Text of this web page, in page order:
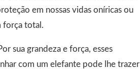
em nossas vidas oníricas ou
força total.
sua grandeza e força, esses
com um elefante pode lhe trazer